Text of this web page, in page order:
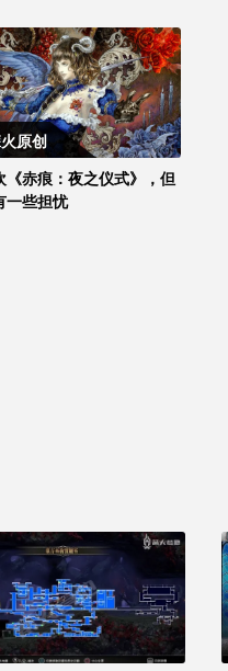
原创
《赤痕：夜之仪式》，但
一些担忧